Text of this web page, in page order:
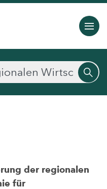
der regionalen
für